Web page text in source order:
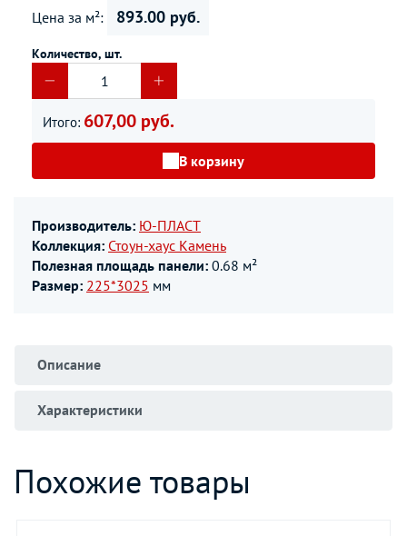
Цена за м²: 893.00 руб.
Количество, шт.
Итого: 607,00 руб.
В корзину
Производитель: Ю-ПЛАСТ
Коллекция: Стоун-хаус Камень
Полезная площадь панели: 0.68 м²
Размер: 225*3025 мм
Описание
Характеристики
Похожие товары